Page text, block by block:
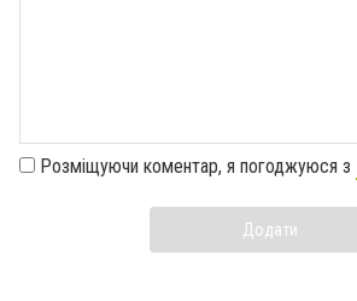
Розміщуючи коментар, я погоджуюся з
Додати